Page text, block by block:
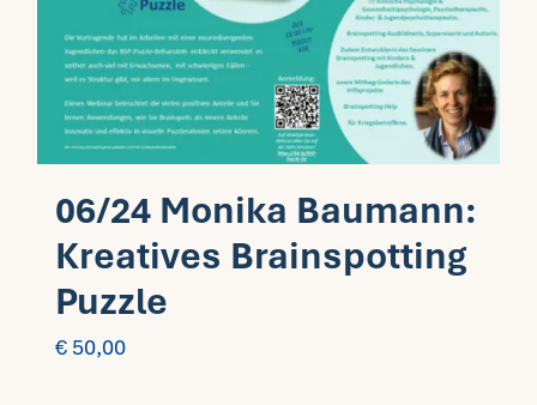
06/24 Monika Baumann:
Kreatives Brainspotting
Puzzle
€ 50,00